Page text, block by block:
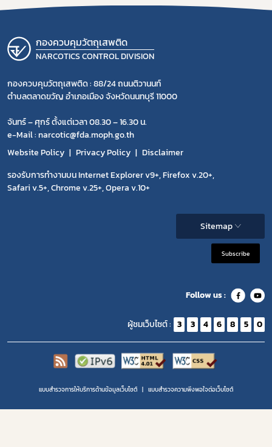
กองควบคุมวัตถุเสพติด
NARCOTICS CONTROL DIVISION
กองควบคุมวัตถุเสพติด : 88/24 ถนนติวานนท์
ตำบลตลาดขวัญ อำเภอเมือง จังหวัดนนทบุรี 11000
จันทร์ – ศุกร์ ตั้งแต่เวลา 08.30 – 16.30 น.
e-Mail : narcotic@fda.moph.go.th
Website Policy
Privacy Policy
Disclaimer
รองรับการทำงานบน Internet Explorer v9+, Firefox v.20+,
Safari v.5+, Chrome v.25+, Opera v.10+
Sitemap
Subscribe
Follow us :
ผู้ชมเว็บไซต์ : 3 3 4 6 8 5 0
แบบสำรวจการให้บริการด้านข้อมูลเว็บไซต์ แบบสำรวจความพีงพอใจต่อเว็บไซต์